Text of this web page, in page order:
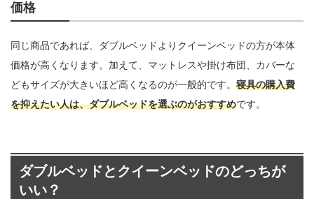
価格
同じ商品であれば、ダブルベッドよりクイーンベッドの方が本体
価格が高くなります。加えて、マットレスや掛け布団、カバーな
どもサイズが大きいほど高くなるのが一般的です。 寝具の購入費
を抑えたい人は、ダブルベッドを選ぶのがおすすめです。
ダブルベッドとクイーンベッドのどっちが
いい？